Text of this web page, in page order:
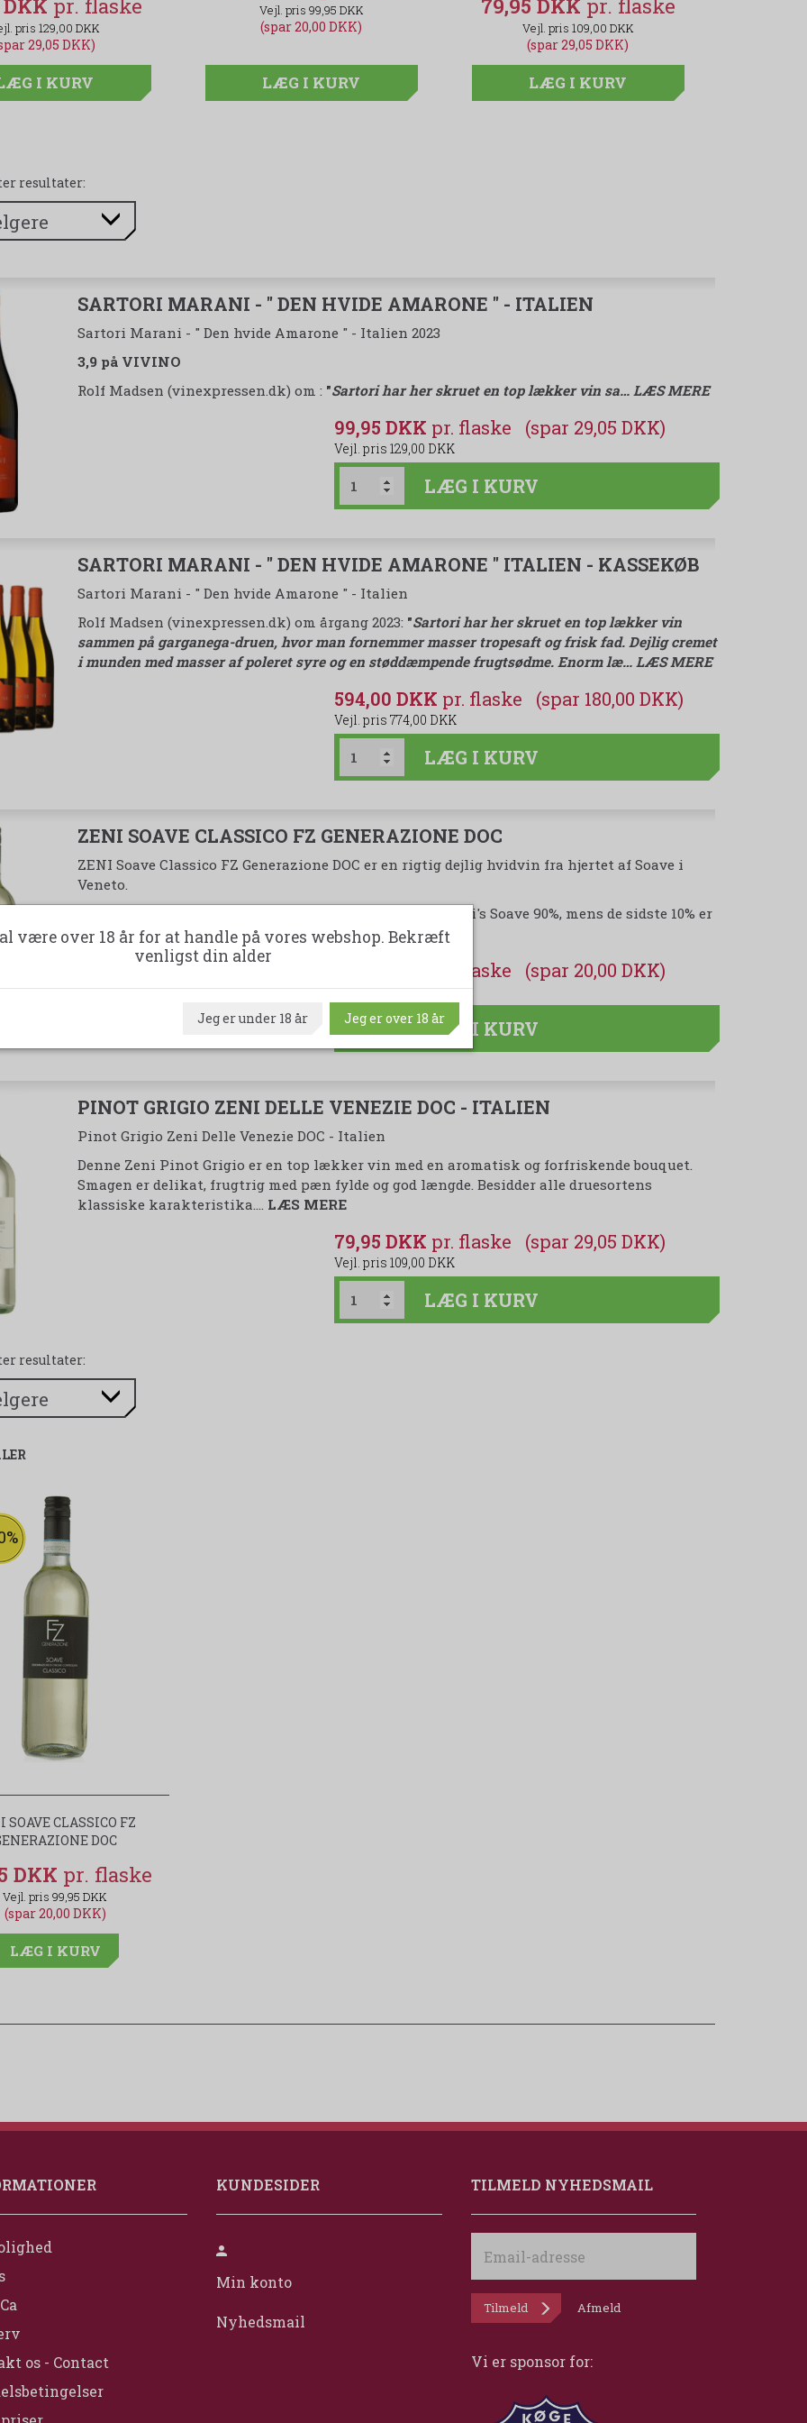
129,00 DKK
29,05 DKK)
I KURV
594,00 DKK
774,00 DKK
LÆG I KURV
79,95 DKK
99,95 DKK
(spar 20,00 DKK)
LÆG I KURV
79,95 DKK
99,95 DKK
(spar 20,00 DKK)
LÆG I KURV
79,95 DKK
109,00 DKK
(spar 29,05 DKK)
LÆG I KURV
resultater:
SARTORI MARANI - " DEN HVIDE AMARONE " - ITALIEN
Sartori Marani - " Den hvide Amarone " - Italien 2023
3,9 på VIVINO
Rolf Madsen (vinexpressen.dk) om : "Sartori har her skruet en top lækker vin sa… LÆS MERE
99,95 DKK
129,00 DKK
(spar 29,05 DKK)
LÆG I KURV
SARTORI MARANI - " DEN HVIDE AMARONE " ITALIEN - KASSEKØB
Sartori Marani - " Den hvide Amarone " - Italien
Rolf Madsen (vinexpressen.dk) om årgang 2023: "Sartori har her skruet en top lækker vin
sammen på garganega-druen, hvor man fornemmer masser tropesaft og frisk fad. Dejlig cremet
i munden med masser af poleret syre og en støddæmpende frugtsødme. Enorm læ… LÆS MERE
594,00 DKK
774,00 DKK
(spar 180,00 DKK)
LÆG I KURV
ZENI SOAVE CLASSICO FZ GENERAZIONE DOC
ZENI Soave Classico FZ Generazione DOC er en rigtig dejlig hvidvin fra hjertet af Soave i
Veneto.
Hoveddruen i Soave hedder Garganega og den udgør i Zeni's Soave 90%, mens de sidste 10% er
Trebbiano.…LÆS MERE
99,95 DKK
(spar 20,00 DKK)
LÆG I KURV
PINOT GRIGIO ZENI DELLE VENEZIE DOC - ITALIEN
Pinot Grigio Zeni Delle Venezie DOC - Italien
Denne Zeni Pinot Grigio er en top lækker vin med en aromatisk og forfriskende bouquet.
Smagen er delikat, frugtrig med pæn fylde og god længde. Besidder alle druesortens
klassiske karakteristika.… LÆS MERE
79,95 DKK
109,00 DKK
(spar 29,05 DKK)
LÆG I KURV
resultater:
SOAVE CLASSICO FZ
DOC
DKK
99,95 DKK
(spar 20,00 DKK)
LÆG I KURV
os - Contact
KUNDESIDER
Min konto
Nyhedsmail
TILMELD NYHEDSMAIL
adresse
Tilmeld Afmeld
Vi er sponsor for:
være over 18 år for at handle på vores webshop. Bekræft
venligst din alder
Jeg er under 18 år Jeg er over 18 år